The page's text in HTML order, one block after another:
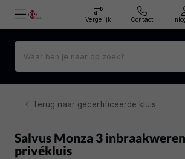
Vergelijk Contact
Terug naar gecertificeerde kluis
Salvus Monza 3
privékluis